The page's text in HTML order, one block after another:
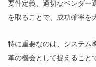
要件定義、適切なベンダー
を取ることで、成功確率を
特に重要なのは、システム
革の機会として捉えること